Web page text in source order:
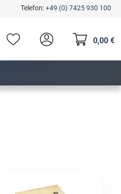
Telefon:+49 (0) 7425 930 100
0,00 €